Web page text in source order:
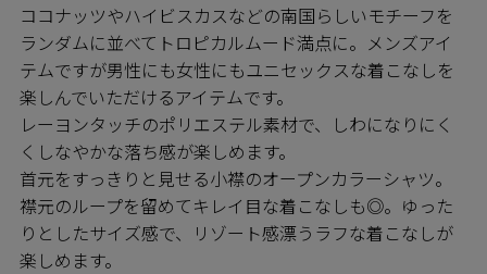
ココナッツやハイビスカスなどの南国らしいモチーフを
ランダムに並べてトロピカルムード満点に。メンズアイ
テムですが男性にも女性にもユニセックスな着こなしを
楽しんでいただけるアイテムです。
レーヨンタッチのポリエステル素材で、しわになりにく
くしなやかな落ち感が楽しめます。
首元をすっきりと見せる小襟のオープンカラーシャツ。
襟元のループを留めてキレイ目な着こなしも◎。ゆった
りとしたサイズ感で、リゾート感漂うラフな着こなしが
楽しめます。